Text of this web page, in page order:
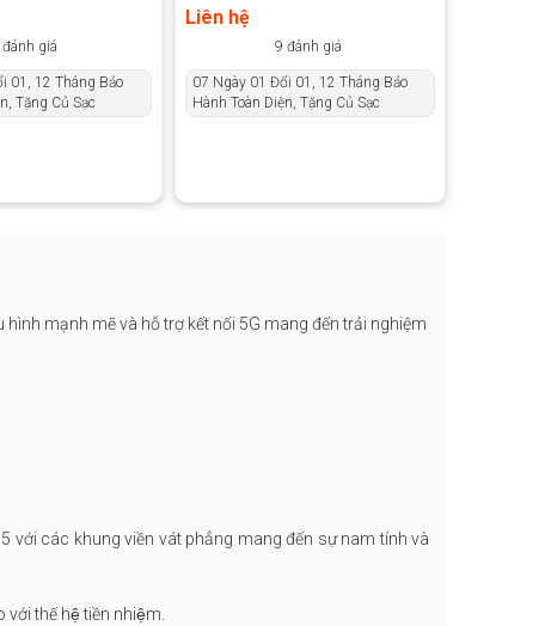
đánh giá
01, 12 Tháng Bảo
Tặng Củ Sạc
Liên hệ
9 đánh giá
07 Ngày 01 Đổi 01, 12 Tháng Bảo
Hành Toàn Diện, Tặng Củ Sạc
mạnh mẽ và hỗ trợ kết nối 5G mang đến trải nghiệm
với các khung viền vát phẳng mang đến sự nam tính và
với thế hệ tiền nhiệm.